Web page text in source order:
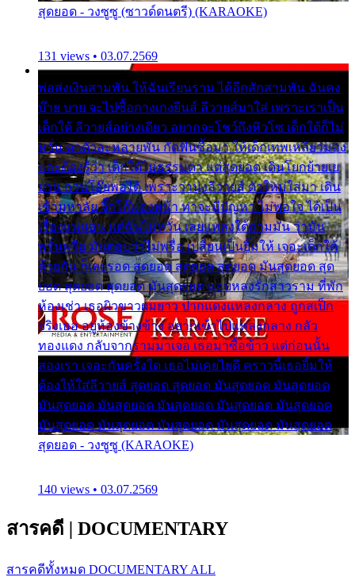
สุดยอด - วงซูซู (ซาวด์ดนตรี) (KARAOKE)
131 views • 03.07.2569
พ่อส่งเงินสามพัน ให้ฉันเรียนราม ได้อีกสักสามพัน ฉันคง
บ๊าย บาย จะไปซื้อกางเกงยีนส์ ลีวายส์มาใส่ เพราะเราเป็น
เด็กใต้ ลีวายส์อย่างเดียว อยากจะโชว์ถึงหิวโซ เด็กใต้ก็ไม่
หวั่น ตกตัวละหลายพัน กัดฟันซื้อมา ให้เด็กเทพเหลียวมอง
และต้องรู้ว่า เด็กใต้ไม่ธรรมดา แต่สุดยอด เดินโยกย้ายเย
ยวน กวนโอ๊ยพอได้ เพราะว่านุ่งลีวายส์ ตัวใหม่ใส่มา เดิน
เข้ามหาลัย จิ๊กโก๊มองหน้า ท่าจะมีปัญหา ไม่พอใจ ได้เป็น
เรื่องแน่นอน แต่ฉันไม่หวั่น เลยแหลงใต้ถามมัน ว่ามัน
พรั่นพรือ มันตอบว่าไม่พรื่อ เปลี่ยนเป็นยิ้มให้ เจอะเด็กใต้
ด้วยกัน ก็เลยรอด สุดยอด สุดยอด สุดยอด มันสุดยอด สุด
ยอด สุดยอด สุดยอด มันสุดยอด แอบหลงรักสาวราม ที่พัก
ห้องเช่า เธอผิวขาวผมยาว ปากแดงแหลงกลาง ถูกสเป็ก
จริงเธอ อยู่ห้องข้างข้าง อยากเข้าไปแหลงกลาง กลัว
ทองแดง กลับจากรามมาเจอ เธอมาซื้อข้าว แต่ก่อนนั้น
สองเรา เจอะกันครั้งใด เธอไม่เคยไยดี คราวนี้เธอยิ้มให้
ต้องให้ใส่ลีวายส์ สุดยอด สุดยอด มันสุดยอด มันสุดยอด
มันสุดยอด มันสุดยอด มันสุดยอด มันสุดยอด มันสุดยอด
มันสุดยอด มันสุดยอด มันสุดยอด มันสุดยอด มันสุดยอด
สุดยอด - วงซูซู (KARAOKE)
140 views • 03.07.2569
สารคดี | DOCUMENTARY
สารคดีทั้งหมด DOCUMENTARY ALL